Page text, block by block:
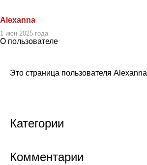
Alexanna
1 июн 2025 года
О пользователе
Это страница пользователя Alexanna
Категории
Комментарии